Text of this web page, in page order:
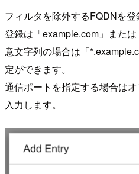
フィルタを除外するFQDNを登
登録は「example.com」また
意文字列の場合は「
定ができます。
通信ポートを指定する場合は
入力します。